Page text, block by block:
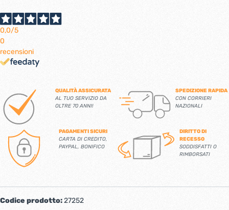
0,0/5
0
recensioni
QUALITÀ ASSICURATA
AL TUO SERVIZIO DA
OLTRE 70 ANNI!
SPEDIZIONE RAPIDA
CON CORRIERI
NAZIONALI
PAGAMENTI SICURI
CARTA DI CREDITO,
PAYPAL, BONIFICO
DIRITTO DI
RECESSO
SODDISFATTI O
RIMBORSATI
Codice prodotto:27252